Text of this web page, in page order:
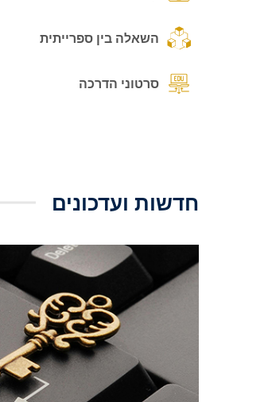
השאלה בין ספרייתית
סרטוני הדרכה
חדשות ועדכונים